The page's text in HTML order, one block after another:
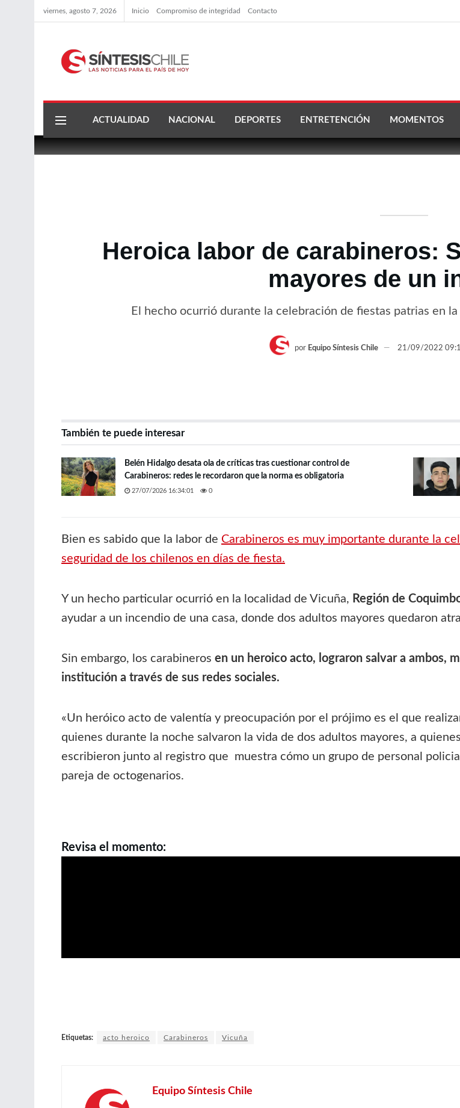
viernes, agosto 7, 2026 Inicio Compromiso de integridad Contacto
ACTUALIDAD NACIONAL DEPORTES ENTRETENCIÓN MOMENTOS
Heroica labor de carabineros:
mayores de un
El hecho ocurrió durante la celebración de fiestas patrias en
por Equipo Síntesis Chile 21/09/2022
También te puede interesar
Belén Hidalgo desata ola de críticas tras cuestionar control de
Carabineros: redes le recordaron que la norma es obligatoria
27/07/2026 16:34:01 0
Bien es sabido que la labor de Carabineros es muy importante durante la
seguridad de los chilenos en días de fiesta.
Y un hecho particular ocurrió en la localidad de Vicuña, Región de
ayudar a un incendio de una casa, donde dos adultos mayores quedaron
Sin embargo, los carabineros en un heroico acto, lograron salvar a ambos,
institución a través de sus redes sociales.
«Un heróico acto de valentía y preocupación por el prójimo es el que
quienes durante la noche salvaron la vida de dos adultos mayores, a
escribieron junto al registro que muestra cómo un grupo de personal
pareja de octogenarios.
Revisa el momento:
Etiquetas: acto heroico Carabineros Vicuña
Equipo Síntesis Chile